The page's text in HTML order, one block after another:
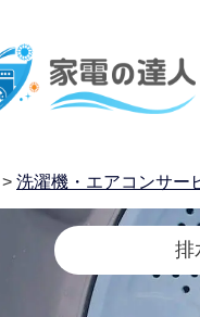
> 洗濯機・エアコンサー
排